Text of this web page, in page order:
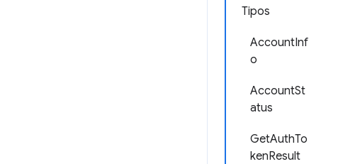
Tipos
AccountInf
o
AccountSt
atus
GetAuthTo
kenResult